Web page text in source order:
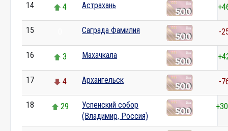
14 4 Астрахань
15 Саграда Фамилия -
16 3 Махачкала
17 4 Архангельск -
18 29
Успенский собор
(Владимир, Россия)